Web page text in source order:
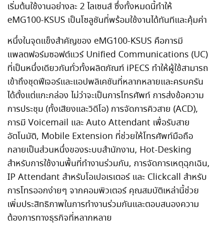
เริ่มต้นใช้งานอย่างละ 2 ไลเซนส์ ซึ่งทั้งหมดนี้ทำให้
eMG100-KSUS เป็นโซลูชันที่พร้อมใช้งานได้ทันทีและคุ้มค่า
หนึ่งในจุดแข็งสำคัญของ eMG100-KSUS คือการมี
แพลตฟอร์มซอฟต์แวร์ Unified Communications (UC)
ที่เป็นหนึ่งเดียวกันทั่วทั้งผลิตภัณฑ์ iPECS ทำให้ผู้ใช้สามารถ
เข้าถึงชุดฟีเจอร์และแอปพลิเคชันที่หลากหลายและครบครัน
ได้ตั้งแต่แกะกล่อง ไม่ว่าจะเป็นการโทรศัพท์ การส่งข้อความ
การประชุม (ทั้งเสียงและวิดีโอ) การจัดการคิวสาย (ACD),
การมี Voicemail และ Auto Attendant เพื่อรับสาย
อัตโนมัติ, Mobile Extension ที่ช่วยให้โทรศัพท์มือถือ
กลายเป็นส่วนหนึ่งของระบบสำนักงาน, Hot-Desking
สำหรับการใช้งานพื้นที่ทำงานร่วมกัน, การจัดการเหตุฉุกเฉิน,
IP Attendant สำหรับโอเปอเรเตอร์ และ Clickcall สำหรับ
การโทรออกง่ายๆ จากคอมพิวเตอร์ คุณสมบัติเหล่านี้ช่วย
เพิ่มประสิทธิภาพในการทำงานร่วมกันและตอบสนองความ
ต้องการทางธุรกิจที่หลากหลาย